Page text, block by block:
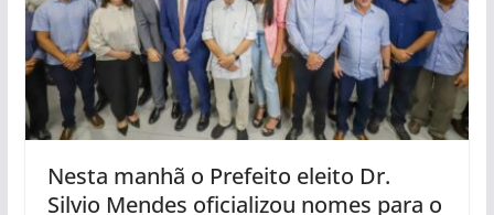
Nesta manhã o Prefeito eleito Dr.
Silvio Mendes oficializou nomes para o